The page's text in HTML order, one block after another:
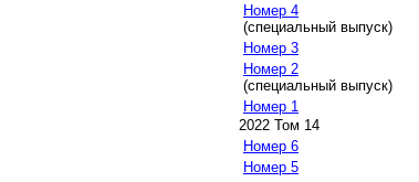
Номер 4
(специальный выпуск)
Номер 3
Номер 2
(специальный выпуск)
Номер 1
2022 Том 14
Номер 6
Номер 5